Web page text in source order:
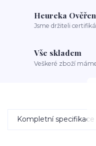
Heureka
Jsme držiteli
Vše skladem
Veškeré zboží
Kompletní specifikace